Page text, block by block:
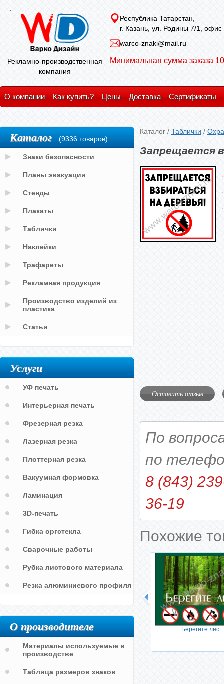
Рекламно-производственная
компания
Республика Татарстан,
г. Казань, ул. Родины 7/1, офис
warco-znaki@mail.ru
Минимальная сумма заказа
О компании Как купить? Цены Доставка Сертификаты
Каталог / Таблички /
Запрещается
Оставить отзыв
По
по
8 (843)
36-19
Похожие
Берегите лес
Каталог (9336 товаров)
Знаки безопасности
Планы эвакуации
Стенды
Плакаты
Таблички
Наклейки
Трафареты
Рекламная продукция
Производство изделий из
пластика
Статьи
Услуги
УФ печать
Интерьерная печать
Фрезерная резка
Лазерная резка
Плоттерная резка
Вакуумная формовка
Ламинация
3D-печать
Гибка оргстекла
Сварочные работы
Рубка листового материала
Резка алюминиевого профиля
О производителе
Материалы используемые в
производстве
Таблица размеров знаков